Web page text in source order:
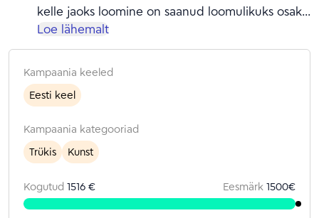
kelle jaoks loomine on saanud loomulikuks osaks
igapäevast. Juba lapsena meeldis mulle
joonistada ja muinasjutte lugeda. Ema on mulle
rääkinud, et olin täis joonistanud mitmeid
joonistusplokke ja ära lugenud kõik muinasjutu
raamatud, mis ta mulle linnast tõi. Ise ma seda
kõike muidugi enam täpselt ei mäleta.
Täiskasvanueas tekkis huvi joonistamise vastu
uuesti, kuid ma ei suutnud pikka aega leida seda
õiget tehnikat. Mõned aastat tagasi nägin
Facebookis reisipakkumist Hispaaniasse, mis
Loe lähemalt
Kampaania keeled
Eesti keel
Kampaania kategooriad
Trükis
Kunst
Kogutud 1516 € Eesmärk 1500€